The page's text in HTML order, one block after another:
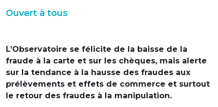
Ouvert à tous
L’Observatoire se félicite de la baisse de la
fraude à la carte et sur les chèques, mais alerte
sur la tendance à la hausse des fraudes aux
prélèvements et effets de commerce et surtout
le retour des fraudes à la manipulation.